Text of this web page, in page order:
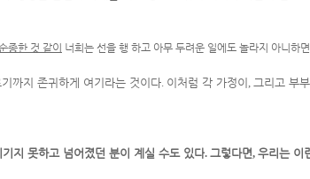
종한 것 같이 너희는 선을 행 하고 아무 두려운 일에도 놀라지 아니하
까지 존귀하게 여기라는 것이다. 이처럼 각 가정이 , 그리고 부
지 못하고 넘어졌던 분이 계실 수도 있다. 그렇다면, 우리는 이